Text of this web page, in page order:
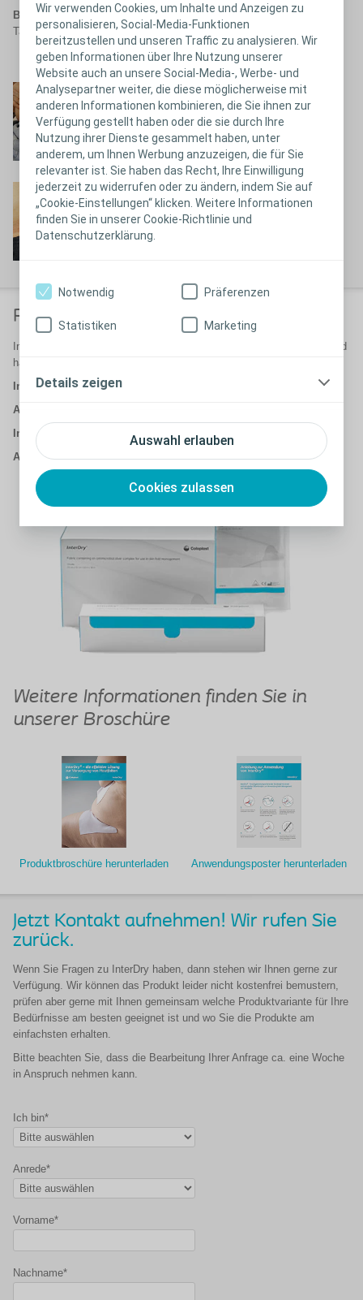
Wir verwenden Cookies, um Inhalte und Anzeigen zu
personalisieren, Social-Media-Funktionen
bereitzustellen und unseren Traffic zu analysieren. Wir
geben Informationen über Ihre Nutzung unserer
Website auch an unsere Social-Media-, Werbe- und
Analysepartner weiter, die diese möglicherweise mit
anderen Informationen kombinieren, die Sie ihnen zur
Verfügung gestellt haben oder die sie durch Ihre
Nutzung ihrer Dienste gesammelt haben, unter
anderem, um Ihnen Werbung anzuzeigen, die für Sie
relevanter ist. Sie haben das Recht, Ihre Einwilligung
jederzeit zu widerrufen oder zu ändern, indem Sie auf
„Cookie-Einstellungen“ klicken. Weitere Informationen
finden Sie in unserer Cookie-Richtlinie und
Datenschutzerklärung.
Auswahl erlauben
Cookies zulassen
Notwendig Präferenzen
Statistiken Marketing
Details zeigen
Behandlung:Anwendung von InterDry, vollständige Abheilung nach 5
Tagen
Tag 1
Tag 5
Produktvarianten
InterDry ist als Rolle und in einer Box mit 10 Textilstoffen erhältlich und
hat eine Tragezeit von bis zu 5 Tagen.
InterDry Rolle:
Art. Nr.: 679180 1 Stück 25x366cm
InterDry Pouch:
Art. Nr. 679190 10 Stück 25x91cm
Weitere Informationen finden Sie in
unserer Broschüre
Produktbroschüre herunterladen Anwendungsposter herunterladen
Jetzt Kontakt aufnehmen! Wir rufen Sie
zurück.
Wenn Sie Fragen zu InterDry haben, dann stehen wir Ihnen gerne zur
Verfügung. Wir können das Produkt leider nicht kostenfrei bemustern,
prüfen aber gerne mit Ihnen gemeinsam welche Produktvariante für Ihre
Bedürfnisse am besten geeignet ist und wo Sie die Produkte am
einfachsten erhalten.
Bitte beachten Sie, dass die Bearbeitung Ihrer Anfrage ca. eine Woche
in Anspruch nehmen kann.
Ich bin*
Anrede*
Vorname*
Nachname*